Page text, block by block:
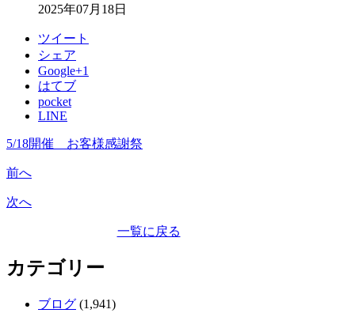
2025年07月18日
ツイート
シェア
Google+1
はてブ
pocket
LINE
5/18開催 お客様感謝祭
前へ
次へ
一覧に戻る
カテゴリー
ブログ (1,941)